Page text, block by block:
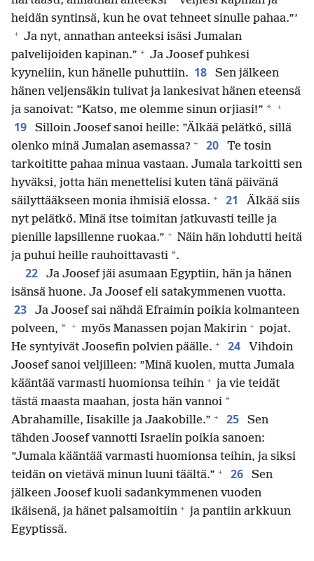
heidän syntinsä, kun he ovat tehneet sinulle pahaa.”’
+ Ja nyt, annathan anteeksi isäsi Jumalan
palvelijoiden kapinan.” + Ja Joosef puhkesi
kyyneliin, kun hänelle puhuttiin. 18
Sen jälkeen
hänen veljensäkin tulivat ja lankesivat hänen eteensä
ja sanoivat: ”Katso, me olemme sinun orjiasi!” * +
19
Silloin Joosef sanoi heille: ”Älkää pelätkö, sillä
olenko minä Jumalan asemassa? + 20
Te tosin
tarkoititte pahaa minua vastaan. Jumala tarkoitti sen
hyväksi, jotta hän menettelisi kuten tänä päivänä
säilyttääkseen monia ihmisiä elossa. + 21
Älkää siis
nyt pelätkö. Minä itse toimitan jatkuvasti teille ja
pienille lapsillenne ruokaa.” + Näin hän lohdutti heitä
ja puhui heille rauhoittavasti *.
22
Ja Joosef jäi asumaan Egyptiin, hän ja hänen
isänsä huone. Ja Joosef eli satakymmenen vuotta.
23
Ja Joosef sai nähdä Efraimin poikia kolmanteen
polveen, * + myös Manassen pojan Makirin + pojat.
He syntyivät Joosefin polvien päälle. + 24
Vihdoin
Joosef sanoi veljilleen: ”Minä kuolen, mutta Jumala
kääntää varmasti huomionsa teihin + ja vie teidät
tästä maasta maahan, josta hän vannoi *
Abrahamille, Iisakille ja Jaakobille.” + 25
Sen
tähden Joosef vannotti Israelin poikia sanoen:
”Jumala kääntää varmasti huomionsa teihin, ja siksi
teidän on vietävä minun luuni täältä.” + 26
Sen
jälkeen Joosef kuoli sadankymmenen vuoden
ikäisenä, ja hänet palsamoitiin + ja pantiin arkkuun
Egyptissä.